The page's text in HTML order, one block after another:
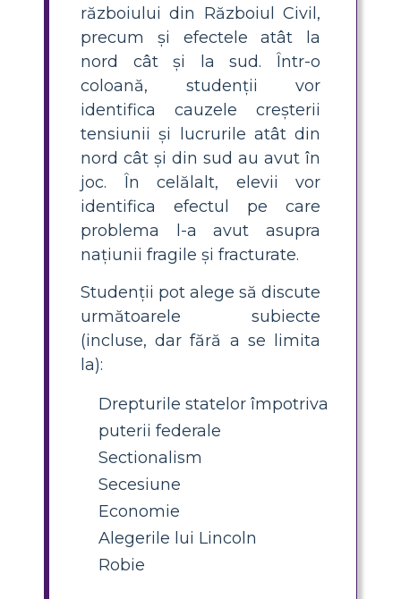
războiului din Războiul Civil,
precum și efectele atât la
nord cât și la sud. Într-o
coloană, studenții vor
identifica cauzele creșterii
tensiunii și lucrurile atât din
nord cât și din sud au avut în
joc. În celălalt, elevii vor
identifica efectul pe care
problema l-a avut asupra
națiunii fragile și fracturate.
Studenții pot alege să discute
următoarele subiecte
(incluse, dar fără a se limita
la):
Drepturile statelor împotriva
puterii federale
Sectionalism
Secesiune
Economie
Alegerile lui Lincoln
Robie